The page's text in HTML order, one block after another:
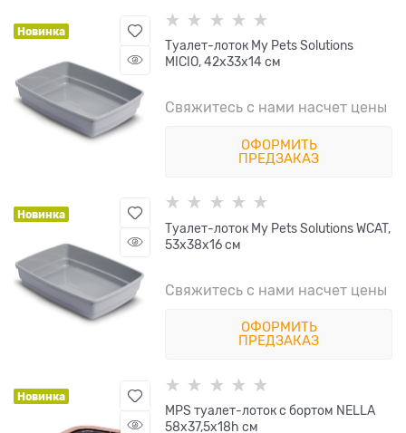
Новинка
Туалет-лоток My Pets Solutions
MICIO, 42х33х14 см
Свяжитесь с нами насчет цены
ОФОРМИТЬ
ПРЕДЗАКАЗ
Новинка
Туалет-лоток My Pets Solutions WCAT,
53х38х16 см
Свяжитесь с нами насчет цены
ОФОРМИТЬ
ПРЕДЗАКАЗ
Новинка
MPS туалет-лоток с бортом NELLA
58x37,5x18h см